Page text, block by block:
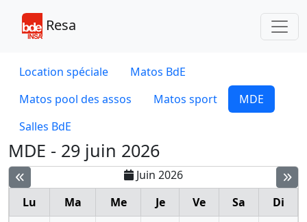
Resa
Location spéciale
Matos BdE
Matos pool des assos
Matos sport
MDE
Salles BdE
MDE - 29 juin 2026
Juin 2026
Lu
Ma Me Je Ve Sa
Di